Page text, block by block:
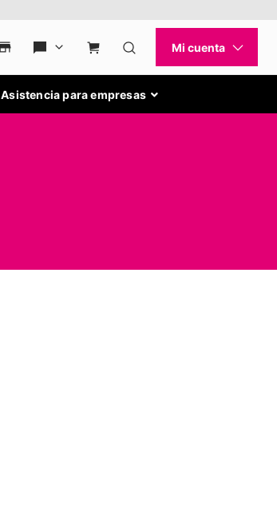
Asistencia para empresas